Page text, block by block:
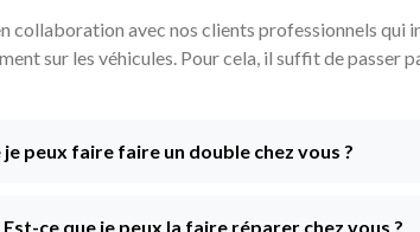
collaboration avec nos clients professionnels qui
sur les véhicules. Pour cela, il suffit de passer
je peux faire faire un double chez vous ?
ce que je peux la faire réparer chez vous ?